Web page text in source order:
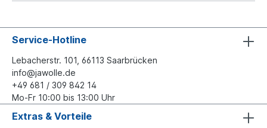
Service-Hotline
Lebacherstr. 101, 66113 Saarbrücken
info@jawolle.de
+49 681 / 309 842 14
Mo-Fr 10:00 bis 13:00 Uhr
Extras & Vorteile